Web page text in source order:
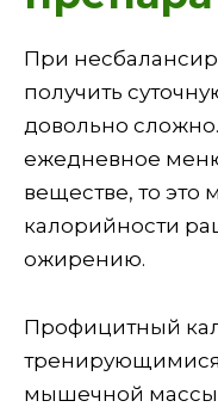
При
получить
довольно
ежедневное
веществе, то это
калорийности
ожирению.
Профицитный
тренирующимися
мышечной массы.